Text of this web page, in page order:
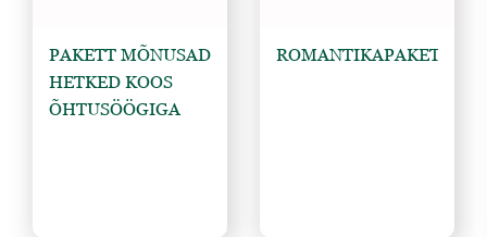
PAKETT MÕNUSAD
HETKED KOOS
ÕHTUSÖÖGIGA
ROMANTIKAPAKETT